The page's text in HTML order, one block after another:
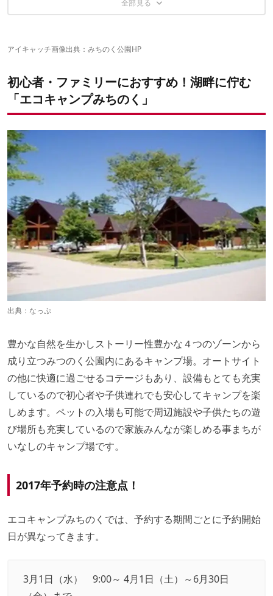
【6人用・和室タイプ】
新東北笹谷渓流釣り
東北の広大な自然に触れ合おう！
アイキャッチ画像出典： みちのく公園HP
初心者・ファミリーにおすすめ！湖畔に佇む
「エコキャンプみちのく」
出典： なっぷ
豊かな自然を生かしストーリー性豊かな４つのゾーンから
成り立つみつのく公園内にあるキャンプ場。オートサイト
の他に快適に過ごせるコテージもあり、設備もとても充実
しているので初心者や子供連れでも安心してキャンプを楽
しめます。ペットの入場も可能で周辺施設や子供たちの遊
び場所も充実しているので家族みんなが楽しめる事まちが
いなしのキャンプ場です。
2017年予約時の注意点！
エコキャンプみちのくでは、予約する期間ごとに予約開始
日が異なってきます。
3月1日（水） 9:00～ 4月1日（土）～6月30日